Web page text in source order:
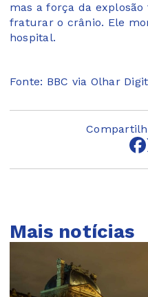
mas a força da
fraturar o crânio. Ele
hospital.
Fonte: BBC via Olhar
Mais notícias